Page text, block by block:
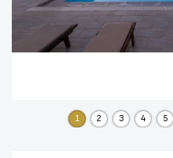
1 2 3 4 5